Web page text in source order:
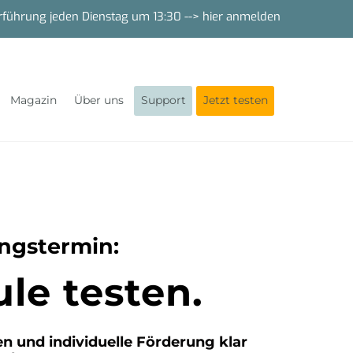
jeden Dienstag um 13:30 --> hier anmelden
Magazin Über uns Support Jetzt testen
testen.
und individuelle Förderung klar